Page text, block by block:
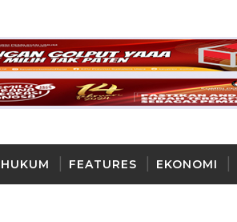
HUKUM FEATURES EKONOMI